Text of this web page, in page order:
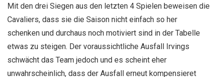
Mit den drei Siegen aus den letzten 4 Spielen beweisen die
Cavaliers, dass sie die Saison nicht einfach so her
schenken und durchaus noch motiviert sind in der Tabelle
etwas zu steigen. Der voraussichtliche Ausfall Irvings
schwächt das Team jedoch und es scheint eher
unwahrscheinlich, dass der Ausfall erneut kompensieret